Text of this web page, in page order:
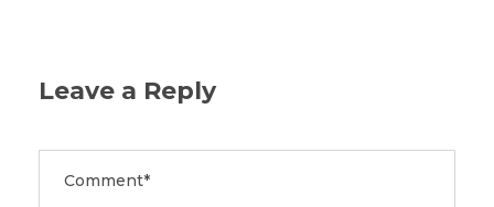
Leave a Reply